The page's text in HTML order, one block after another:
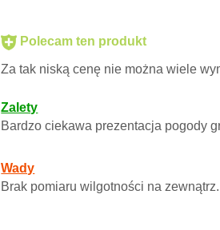
Polecam ten produkt
Za tak niską cenę nie można wiele
Zalety
Bardzo ciekawa prezentacja pogody
Wady
Brak pomiaru wilgotności na zewnątrz.